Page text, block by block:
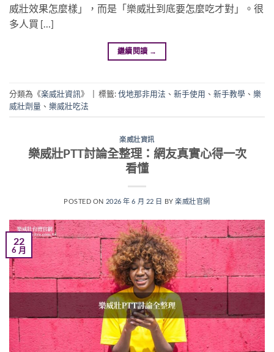
威壯效果怎麼樣」，而是「樂威壯到底要怎麼吃才對」。很
多人買 […]
繼續閱讀 →
分類為《楽威壯資訊》 標籤:伐地那非用法 、 新手使用 、 新手教學 、 樂
威壯劑量 、 樂威壯吃法
楽威壯資訊
樂威壯PTT討論全整理：網友真實心得一次
看懂
POSTED ON 2026 年 6 月 22 日 BY楽威壯官網
22
6 月